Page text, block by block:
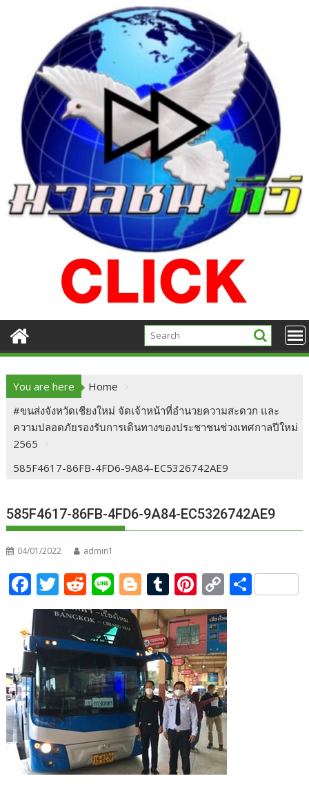
You are here
Home
#ขนส่งจังหวัดเชียงใหม่ จัดเจ้าหน้าที่อำนวยความสะดวก และ
ความปลอดภัยรองรับการเดินทางของประชาชนช่วงเทศกาลปีใหม่
2565
585F4617-86FB-4FD6-9A84-EC5326742AE9
585F4617-86FB-4FD6-9A84-EC5326742AE9
04/01/2022 admin1
F
ac
e
b
o
o
k
T
w
itt
er
R
e
d
di
t
Li
n
e
Bl
o
g
g
er
T
u
m
bl
r
Pi
nt
er
e
st
C
o
p
y
Li
n
k
S